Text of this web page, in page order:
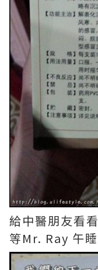
給中醫朋友看
等Mr. Ray 午